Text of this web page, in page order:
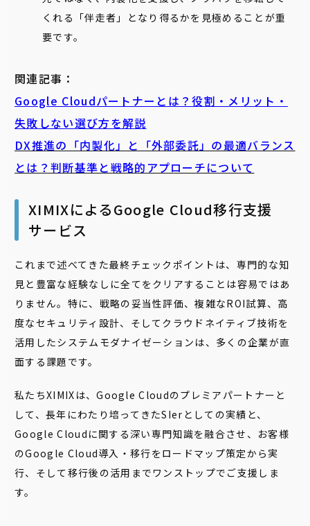
くれる「伴走者」となり得るかを見極めることが重
要です。
関連記事：
Google Cloudパートナーとは？役割・メリット・
失敗しない選び方を解説
DX推進の「内製化」と「外部委託」の最適バランス
とは？判断基準と戦略的アプローチについて
XIMIXによるGoogle Cloud移行支援
サービス
これまで述べてきた最終チェックポイントは、専門的な知
見と豊富な経験なしに全てをクリアすることは容易ではあ
りません。特に、戦略の妥当性評価、複雑なROI試算、高
度なセキュリティ設計、そしてクラウドネイティブ技術を
活用したシステムモダナイゼーションは、多くの企業が直
面する課題です。
私たちXIMIXは、Google Cloudのプレミアパートナーと
して、長年にわたり培ってきたSIerとしての実績と、
Google Cloudに関する深い専門知識を融合させ、お客様
のGoogle Cloud導入・移行をロードマップ策定から実
行、そして移行後の活用までワンストップでご支援しま
す。